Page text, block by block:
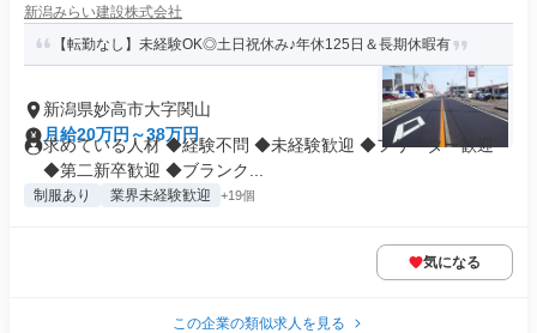
新潟みらい建設株式会社
【転勤なし】未経験OK◎土日祝休み♪年休125日＆長期休暇有
新潟県妙高市大字関山
月給20万円～38万円
求めている人材 ◆経験不問 ◆未経験歓迎 ◆フリーター歓迎
◆第二新卒歓迎 ◆ブランク...
制服あり 業界未経験歓迎 +19個
気になる
この企業の類似求人を見る